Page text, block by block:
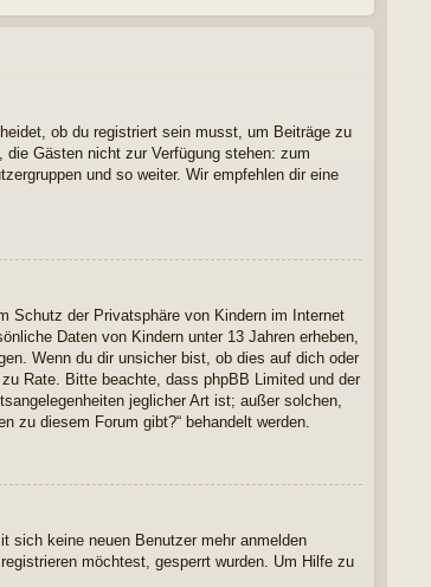
ob du registriert sein musst, um Beiträge zu
Gästen nicht zur Verfügung stehen: zum
und so weiter. Wir empfehlen dir eine
Schutz der Privatsphäre von Kindern im Internet
Daten von Kindern unter 13 Jahren erheben,
Wenn du dir unsicher bist, ob dies auf dich oder
Rate. Bitte beachte, dass phpBB Limited und der
jeglicher Art ist; außer solchen,
zu diesem Forum gibt?“ behandelt werden.
sich keine neuen Benutzer mehr anmelden
möchtest, gesperrt wurden. Um Hilfe zu